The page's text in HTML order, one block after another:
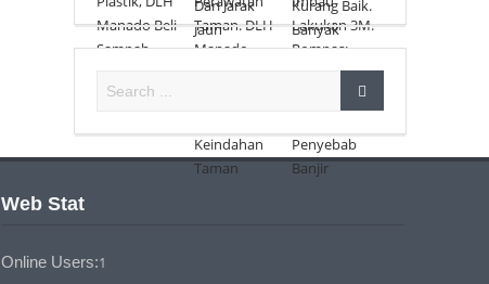
Web Stat
Online Users:1